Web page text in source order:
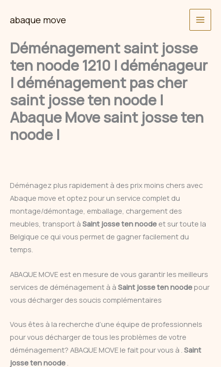
abaque move
Déménagement saint josse
ten noode 1210 | déménageur
| déménagement pas cher
saint josse ten noode |
Abaque Move saint josse ten
noode |
Déménagez plus rapidement à des prix moins chers avec
Abaque move et optez pour un service complet du
montage/démontage, emballage, chargement des
meubles, transport à Saint josse ten noode et sur toute la
Belgique ce qui vous permet de gagner facilement du
temps.
ABAQUE MOVE est en mesure de vous garantir les meilleurs
services de déménagement à à Saint josse ten noodepour
vous décharger des soucis complémentaires
Vous êtes à la recherche d’une équipe de professionnels
pour vous décharger de tous les problèmes de votre
déménagement? ABAQUE MOVE le fait pour vous à . Saint
josse ten noode